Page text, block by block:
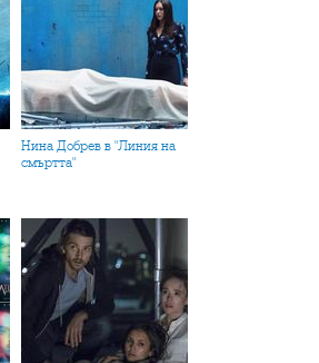
Нина Добрев в "Линия на
смъртта"